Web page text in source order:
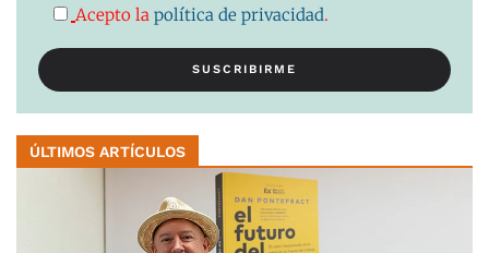
Acepto la política de privacidad.
ÚLTIMOS ARTÍCULOS